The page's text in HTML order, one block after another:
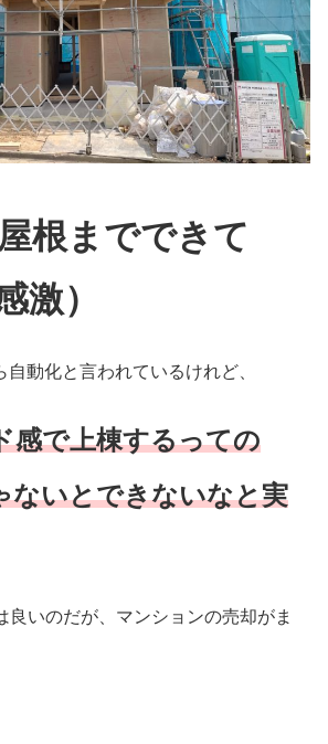
根までできて
激）
動化と言われているけれど、
感で上棟するっての
ないとできないなと実
良いのだが、マンションの売却がま